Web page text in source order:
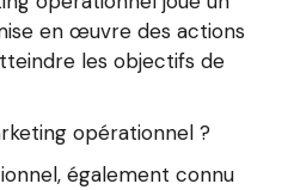
en œuvre des actions
les objectifs de
opérationnel ?
également connu